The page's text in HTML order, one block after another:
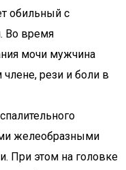
обильный с
Во время
мочи мужчина
рези и боли в
желеобразными
При этом на головке